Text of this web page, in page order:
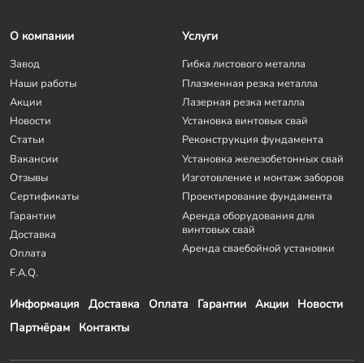
Информация Доставка Оплата Гарантии Акции
Новости
Партнёрам
Контакты
О компании
Завод
Наши работы
Акции
Новости
Статьи
Вакансии
Отзывы
Сертификаты
Гарантии
Доставка
Оплата
F.A.Q.
Услуги
Гибка листового металла
Плазменная резка металла
Лазерная резка металла
Установка винтовых свай
Реконструкция фундамента
Установка железобетонных свай
Изготовление и монтаж заборов
Проектирование фундамента
Аренда оборудования для
винтовых свай
Аренда сваебойной установки